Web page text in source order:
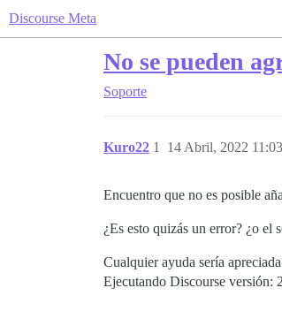
Discourse Meta
No se pueden
Soporte
Kuro22 14 Abril, 2022 11:03
1
Encuentro que no es posible
¿Es esto quizás un error? ¿o el
Cualquier ayuda sería apreciada
Ejecutando Discourse versión: